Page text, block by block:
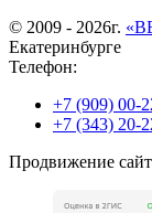
© 2009 - 2026г.
Екатеринбурге
Телефон:
+7 (909) 00-
+7 (343) 20-
Продвижение